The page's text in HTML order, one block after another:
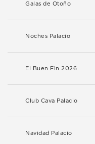
Galas de Otoño
Noches Palacio
El Buen Fin 2026
Club Cava Palacio
Navidad Palacio